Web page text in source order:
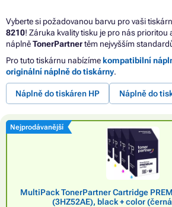
Vyberte si požadovanou barvu pro vaši
8210! Záruka kvality tisku je pro nás prioritou
náplněTonerPartnertěm nejvyšším
Pro tuto tiskárnu nabízíme kompatibilní
originální náplně do tiskárny.
Náplně do tiskáren HP Náplně do
Nejprodávanější
MultiPack TonerPartner Cartridge
(3HZ52AE), black + color